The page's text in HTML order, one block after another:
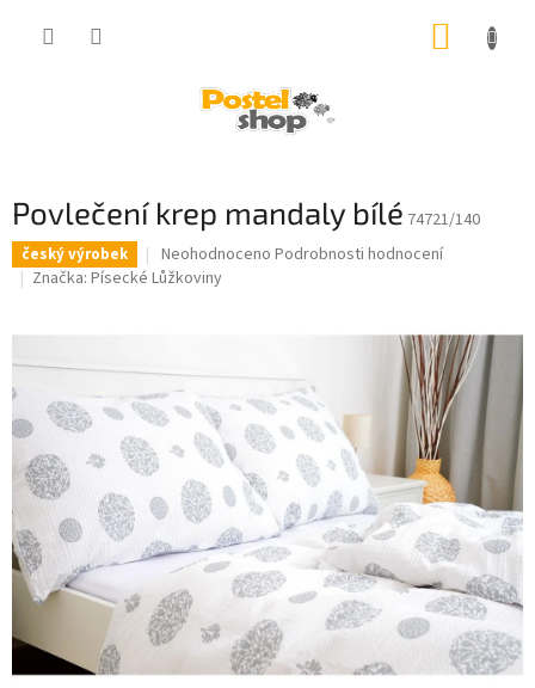
Povlečení krep mandaly bílé 74721/140
český výrobek
Průměrné
hodnocení
5
hvězdiček.
Neohodnoceno Podrobnosti hodnocení
Značka: Písecké Lůžkoviny